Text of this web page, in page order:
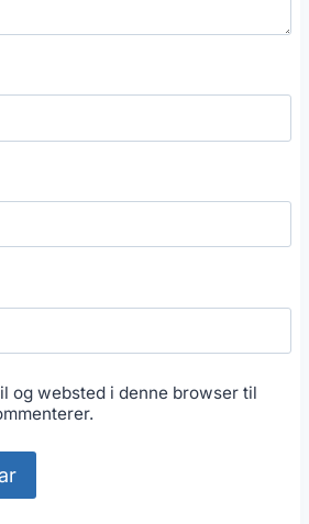
og websted i denne browser til